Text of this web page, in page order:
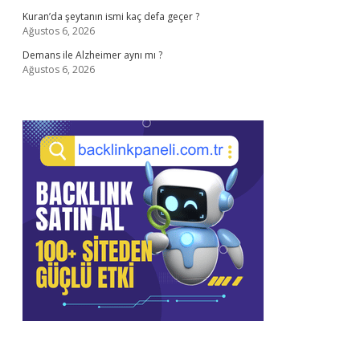
Kuran’da şeytanın ismi kaç defa geçer ?
Ağustos 6, 2026
Demans ile Alzheimer aynı mı ?
Ağustos 6, 2026